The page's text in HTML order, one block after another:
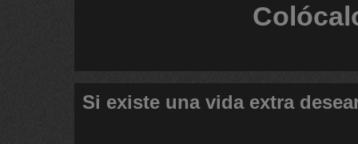
Si existe una vida extra